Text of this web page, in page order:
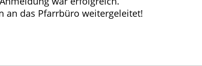
an das Pfarrbüro weitergeleitet!